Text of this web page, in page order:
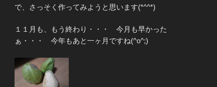
で、さっそく作ってみようと思います(*^^*)
１１月も、もう終わり・・・ 今月も早かった
ぁ・・・ 今年もあと一ヶ月ですね(^o^;)